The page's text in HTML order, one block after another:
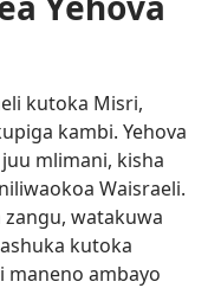
kutoka Misri,
kambi. Yehova
mlimani, kisha
Waisraeli.
watakuwa
kutoka
maneno ambayo